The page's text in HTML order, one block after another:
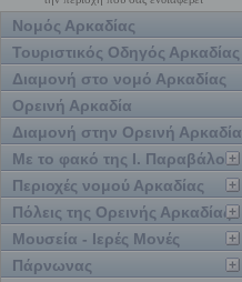
Νομός Αρκαδίας
Τουριστικός Οδηγός Αρκαδίας
Διαμονή στο νομό Αρκαδίας
Ορεινή Αρκαδία
Διαμονή στην Ορεινή Αρκαδία
Με το φακό της Ι. Παραβάλου
Περιοχές νομού Αρκαδίας
Πόλεις της Ορεινής Αρκαδίας
Μουσεία - Ιερές Μονές
Πάρνωνας